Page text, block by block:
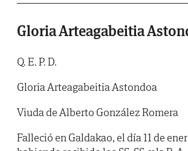
Gloria Arteagabeitia
Q. E. P. D.
Gloria Arteagabeitia Astondoa
Viuda de Alberto González Romera
Falleció en Galdakao, el día 11 de